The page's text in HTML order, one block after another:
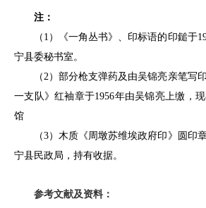
注：
（1）
《一角丛书》、印标语的印鎚于
宁县委秘书室。
（2）部分枪支弹药及由吴锦亮亲笔写
一支队》红袖章于1956年由吴锦亮上缴，
馆
（3）木质《周墩苏维埃政府印》圆印
宁县民政局，持有收据。
参考文献及资料 ：